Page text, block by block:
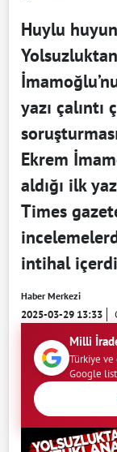
Huylu
yazı çalıntı
Ekrem
aldığı ilk
Times
intihal
Haber Merkezi
2025-03-29 13:33
Milli
Türkiye
Google